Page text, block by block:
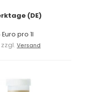
(DE)
Euro pro 1l
zzgl. Versand